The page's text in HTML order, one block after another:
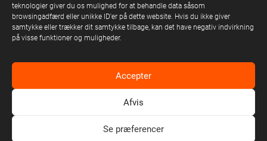
teknologier giver du os mulighed for at behandle data såsom
browsingadfærd eller unikke ID'er på dette website. Hvis du ikke giver
samtykke eller trækker dit samtykke tilbage, kan det have negativ indvirkning
på visse funktioner og muligheder.
Accepter
Afvis
Se præferencer